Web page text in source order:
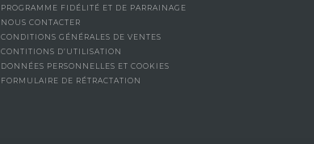
PROGRAMME FIDÉLITÉ ET DE PARRAINAGE
NOUS CONTACTER
CONDITIONS GÉNÉRALES DE VENTES
CONTITIONS D’UTILISATION
DONNÉES PERSONNELLES ET COOKIES
FORMULAIRE DE RÉTRACTATION